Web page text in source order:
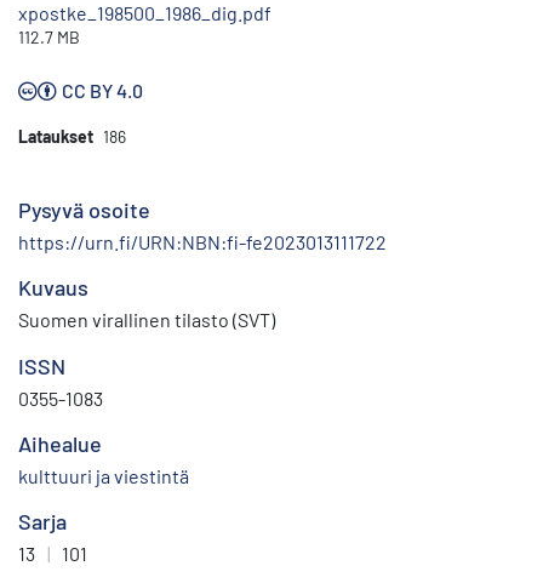
xpostke_198500_1986_dig.pdf
112.7 MB
CC BY 4.0
Lataukset 186
Pysyvä osoite
https://urn.fi/URN:NBN:fi-fe2023013111722
Kuvaus
Suomen virallinen tilasto (SVT)
ISSN
0355-1083
Aihealue
kulttuuri ja viestintä
Sarja
13 | 101